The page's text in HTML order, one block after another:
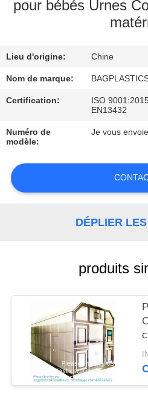
QUALITÉ
DEMANDEZ
UNE
CITATION
PLAN
pour bébés Urnes
Lieu d'origine: Chine
Nom de marque:
Certification:
ISO
EN13432
Numéro de
modèle:
Je vous
DÉPLIER
produits